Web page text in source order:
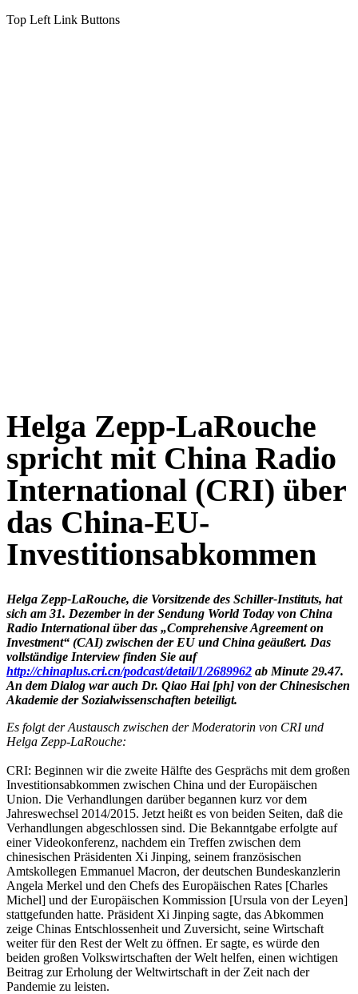
Top Left Link Buttons
Helga Zepp-LaRouche
spricht mit China Radio
International (CRI) über
das China-EU-
Investitionsabkommen
Helga Zepp-LaRouche, die Vorsitzende des Schiller-Instituts, hat
sich am 31. Dezember in der Sendung World Today von China
Radio International über das „Comprehensive Agreement on
Investment“ (CAI) zwischen der EU und China geäußert. Das
vollständige Interview finden Sie auf
http://chinaplus.cri.cn/podcast/detail/1/2689962 ab Minute 29.47.
An dem Dialog war auch Dr. Qiao Hai [ph] von der Chinesischen
Akademie der Sozialwissenschaften beteiligt.
Es folgt der Austausch zwischen der Moderatorin von CRI und
Helga Zepp-LaRouche:
CRI: Beginnen wir die zweite Hälfte des Gesprächs mit dem großen
Investitionsabkommen zwischen China und der Europäischen
Union. Die Verhandlungen darüber begannen kurz vor dem
Jahreswechsel 2014/2015. Jetzt heißt es von beiden Seiten, daß die
Verhandlungen abgeschlossen sind. Die Bekanntgabe erfolgte auf
einer Videokonferenz, nachdem ein Treffen zwischen dem
chinesischen Präsidenten Xi Jinping, seinem französischen
Amtskollegen Emmanuel Macron, der deutschen Bundeskanzlerin
Angela Merkel und den Chefs des Europäischen Rates [Charles
Michel] und der Europäischen Kommission [Ursula von der Leyen]
stattgefunden hatte. Präsident Xi Jinping sagte, das Abkommen
zeige Chinas Entschlossenheit und Zuversicht, seine Wirtschaft
weiter für den Rest der Welt zu öffnen. Er sagte, es würde den
beiden großen Volkswirtschaften der Welt helfen, einen wichtigen
Beitrag zur Erholung der Weltwirtschaft in der Zeit nach der
Pandemie zu leisten.